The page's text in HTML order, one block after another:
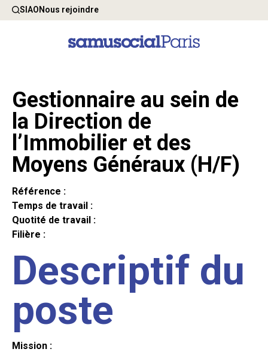
SIAONous rejoindre
Gestionnaire au sein de
la Direction de
l’Immobilier et des
Moyens Généraux (H/F)
Référence :
Temps de travail :
Quotité de travail :
Filière :
Descriptif du
poste
Mission :